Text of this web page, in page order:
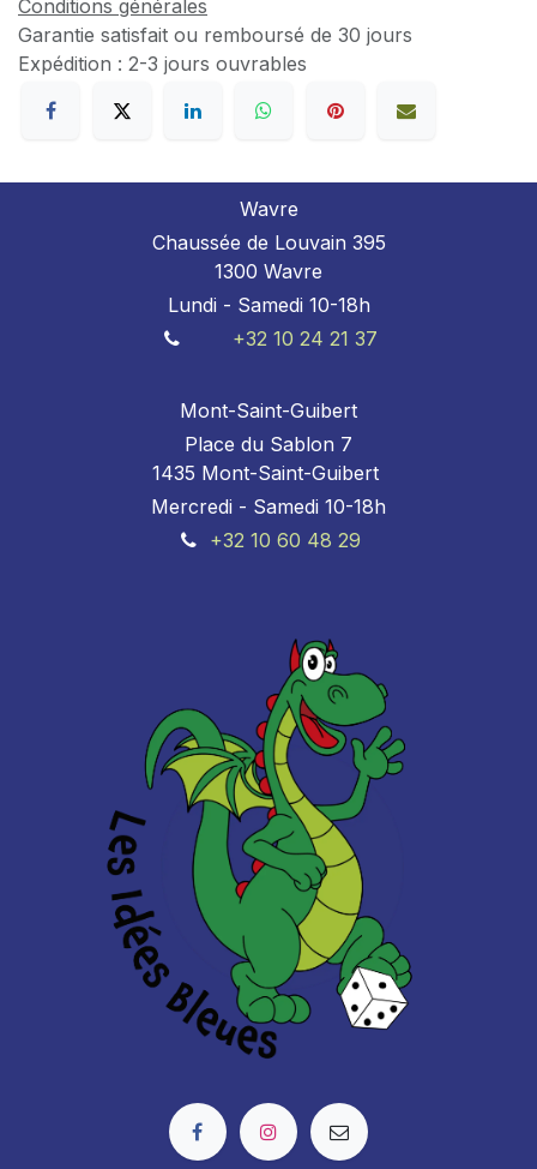
Conditions générales
Garantie satisfait ou remboursé de 30 jours
Expédition : 2-3 jours ouvrables
Wavre
Chaussée de Louvain 395
1300 Wavre
Lundi - Samedi 10-18h
+32 10 24 21 37
Mont-Saint-Guibert
Place du Sablon 7
1435 Mont-Saint-Guibert
Mercredi - Samedi 10-18h
+32 10 60 48 29